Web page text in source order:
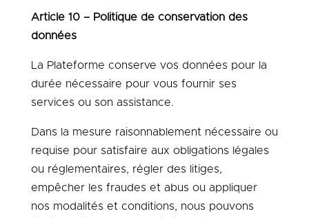
Article 10 – Politique de conservation des
données
La Plateforme conserve vos données pour la
durée nécessaire pour vous fournir ses
services ou son assistance.
Dans la mesure raisonnablement nécessaire ou
requise pour satisfaire aux obligations légales
ou réglementaires, régler des litiges,
empêcher les fraudes et abus ou appliquer
nos modalités et conditions, nous pouvons